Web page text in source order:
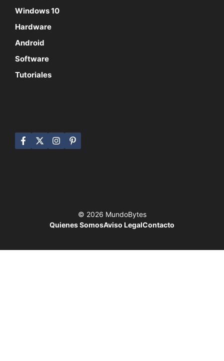
Windows 10
Hardware
Android
Software
Tutoriales
© 2026 MundoBytes
Quienes SomosAviso LegalContacto